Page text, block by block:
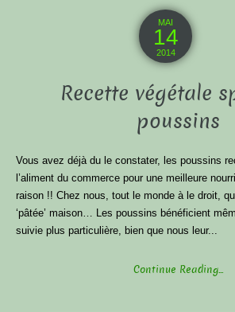
MAI
14
2014
Recette végétale
poussins
Vous avez déjà du le constater, les poussins
l’aliment du commerce pour une meilleure
raison !! Chez nous, tout le monde à le droit,
‘pâtée’ maison… Les poussins bénéficient
suivie plus particulière, bien que nous leur...
Continue Reading...